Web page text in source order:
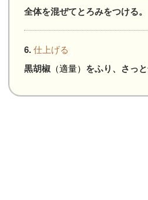
全体を混ぜてとろみをつける。
6.仕上げる
黒胡椒 （適量） をふり、さっ